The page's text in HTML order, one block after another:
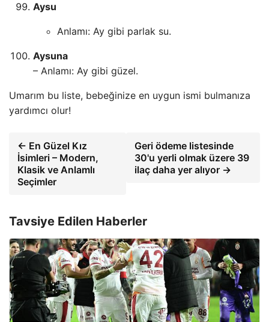
Aysu
Anlamı: Ay gibi parlak su.
Aysuna
– Anlamı: Ay gibi güzel.
Umarım bu liste, bebeğinize en uygun ismi bulmanıza
yardımcı olur!
← En Güzel Kız
İsimleri – Modern,
Klasik ve Anlamlı
Seçimler
Geri ödeme listesinde
30'u yerli olmak üzere 39
ilaç daha yer alıyor →
Tavsiye Edilen Haberler